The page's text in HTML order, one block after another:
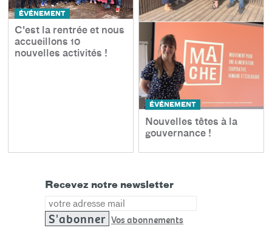
ÉVÉNEMENT
C'est la rentrée et nous
accueillons 10
nouvelles activités !
ÉVÉNEMENT
Nouvelles têtes à la
gouvernance !
Recevez notre newsletter
Email
Vos abonnements